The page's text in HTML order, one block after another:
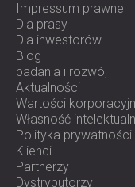
projektowych.
Impressum prawne
Dla prasy
Dla inwestorów
Blog
badania i rozwój
Aktualności
Wartości
Własność
Polityka prywatności
Klienci
Partnerzy
Dystrybutorzy